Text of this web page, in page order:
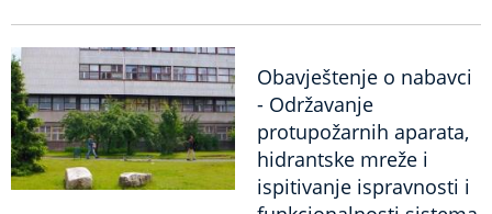
Obavještenje o nabavci
- Održavanje
protupožarnih aparata,
hidrantske mreže i
ispitivanje ispravnosti i